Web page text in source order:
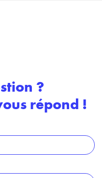
?
répond !